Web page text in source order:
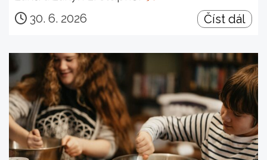
30. 6. 2026
Číst dál